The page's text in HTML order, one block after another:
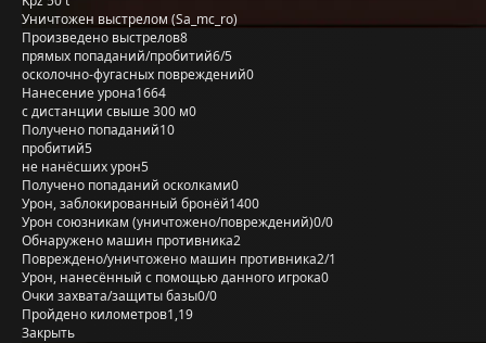
Уничтожен выстрелом (Sa_mc_ro)
Произведено выстрелов8
прямых попаданий/пробитий6/5
осколочно-фугасных повреждений0
Нанесение урона1664
с дистанции свыше 300 м0
Получено попаданий10
пробитий5
не нанёсших урон5
Получено попаданий осколками0
Урон, заблокированный бронёй1400
Урон союзникам (уничтожено/повреждений)0/0
Обнаружено машин противника2
Повреждено/уничтожено машин противника2/1
Урон, нанесённый с помощью данного игрока0
Очки захвата/защиты базы0/0
Пройдено километров1,19
Закрыть